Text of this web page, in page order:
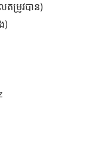
ម្រូវបាន)
)